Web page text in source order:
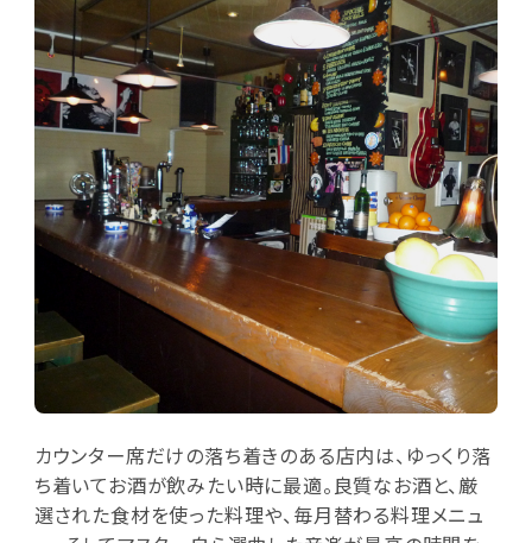
カウンター席だけの落ち着きのある店内は、ゆっくり落
ち着いてお酒が飲みたい時に最適。良質なお酒と、厳
選された食材を使った料理や、毎月替わる料理メニュ